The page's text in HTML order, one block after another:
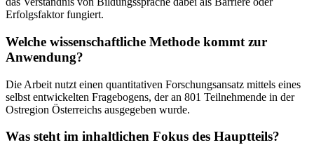
Erfolgsfaktor fungiert.
Welche wissenschaftliche Methode kommt zur
Anwendung?
Die Arbeit nutzt einen quantitativen Forschungsansatz mittels eines
selbst entwickelten Fragebogens, der an 801 Teilnehmende in der
Ostregion Österreichs ausgegeben wurde.
Was steht im inhaltlichen Fokus des Hauptteils?